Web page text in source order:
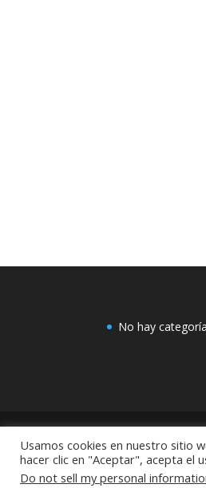
No hay
COMEX: "Centro
México
Usamos cookies en nuestro sitio
hacer clic en "Aceptar", acepta el
Do not sell my personal